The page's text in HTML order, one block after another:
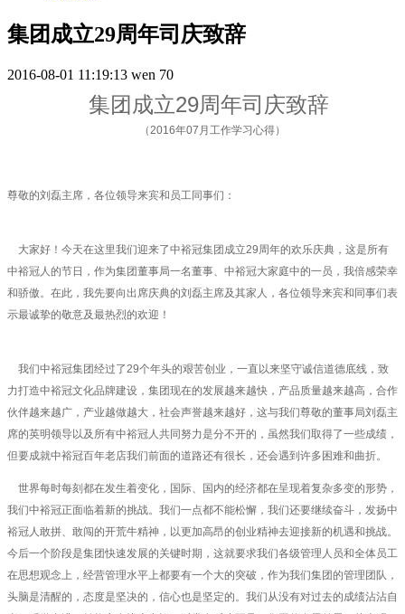
集团成立29周年司庆致辞
2016-08-01 11:19:13 wen 70
集团成立29周年司庆致辞
（2016年07月工作学习心得）
尊敬的刘磊主席，各位领导来宾和员工同事们：
大家好！今天在这里我们迎来了中裕冠集团成立29周年的欢乐庆典，这是所有
中裕冠人的节日，作为集团董事局一名董事、中裕冠大家庭中的一员，我倍感荣幸
和骄傲。在此，我先要向出席庆典的刘磊主席及其家人，各位领导来宾和同事们表
示最诚挚的敬意及最热烈的欢迎！
我们中裕冠集团经过了29个年头的艰苦创业，一直以来坚守诚信道德底线，致
力打造中裕冠文化品牌建设，集团现在的发展越来越快，产品质量越来越高，合作
伙伴越来越广，产业越做越大，社会声誉越来越好，这与我们尊敬的董事局刘磊主
席的英明领导以及所有中裕冠人共同努力是分不开的，虽然我们取得了一些成绩，
但要成就中裕冠百年老店我们前面的道路还有很长，还会遇到许多困难和曲折。
世界每时每刻都在发生着变化，国际、国内的经济都在呈现着复杂多变的形势，
我们中裕冠正面临着新的挑战。我们一点都不能松懈，我们还要继续奋斗，发扬中
裕冠人敢拼、敢闯的开荒牛精神，以更加高昂的创业精神去迎接新的机遇和挑战。
今后一个阶段是集团快速发展的关键时期，这就要求我们各级管理人员和全体员工
在思想观念上，经营管理水平上都要有一个大的突破，作为我们集团的管理团队，
头脑是清醒的，态度是坚决的，信心也是坚定的。我们从没有对过去的成绩沾沾自